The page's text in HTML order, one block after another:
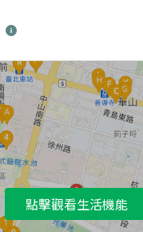
點擊觀看生活機能